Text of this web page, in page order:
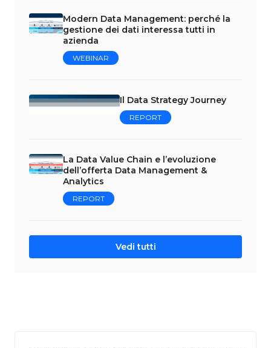
Modern Data Management: perché la
gestione dei dati interessa tutti in
azienda
WEBINAR
Il Data Strategy Journey
REPORT
La Data Value Chain e l’evoluzione
dell’offerta Data Management &
Analytics
REPORT
Vedi tutti